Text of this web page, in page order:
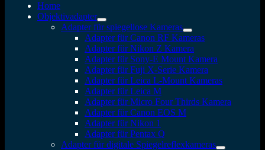
Home
Objektivadapter
Adapter für spiegellose Kameras
Adapter für Canon RF Kameras
Adapter für Nikon Z Kamera
Adapter für Sony-E Mount Kamera
Adapter für Fuji X-Serie Kamera
Adapter für Leica L-Mount Kameras
Adapter für Leica M
Adapter für Micro Four Thirds Kamera
Adapter für Canon EOS M
Adapter für Nikon 1
Adapter für Pentax Q
Adapter für digitale Spiegelreflexkameras